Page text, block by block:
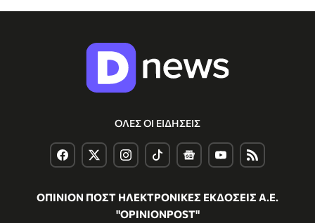
ΟΛΕΣ ΟΙ ΕΙΔΗΣΕΙΣ
ΟΠΙΝΙΟΝ ΠΟΣΤ ΗΛΕΚΤΡΟΝΙΚΕΣ ΕΚΔΟΣΕΙΣ Α.Ε.
"OPINIONPOST"